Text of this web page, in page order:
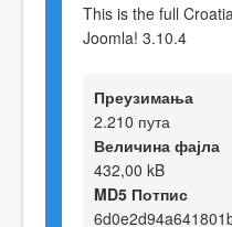
This is the full
Joomla! 3.10.4
Преузимања
2.210 пута
Величина фајла
432,00 kB
MD5 Потпис